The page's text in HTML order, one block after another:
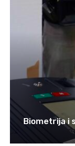
Biometrija i